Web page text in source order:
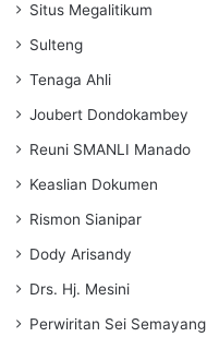
Situs Megalitikum
Sulteng
Tenaga Ahli
Joubert Dondokambey
Reuni SMANLI Manado
Keaslian Dokumen
Rismon Sianipar
Dody Arisandy
Drs. Hj. Mesini
Perwiritan Sei Semayang